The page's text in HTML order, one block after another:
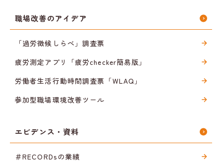
職場改善のアイデア
「過労徴候しらべ」調査票
疲労測定アプリ「疲労checker簡易版」
労働者生活行動時間調査票「WLAQ」
参加型職場環境改善ツール
エビデンス・資料
＃RECORDsの業績